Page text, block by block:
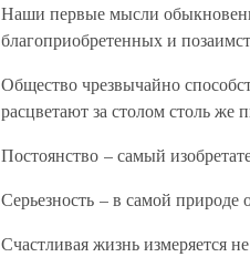
Наши первые мысли
благоприобретенных и
Общество чрезвычайно
расцветают за столом столь
Постоянство – самый
Серьезность – в самой природе
Счастливая жизнь измеряется